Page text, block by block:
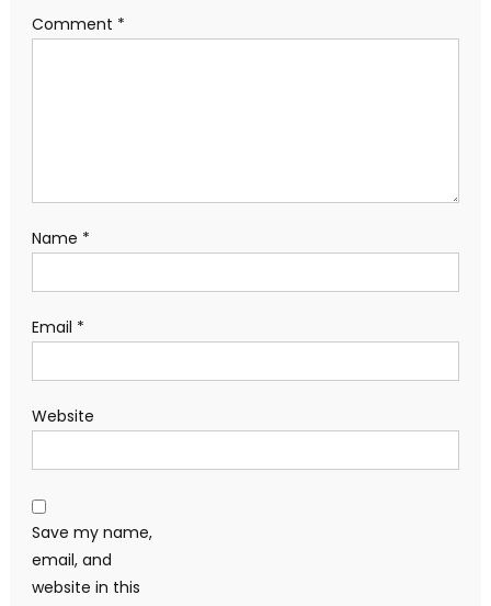
Comment *
Name *
Email *
Website
Save my name,
email, and
website in this